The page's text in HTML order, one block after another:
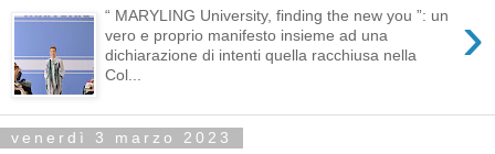
›
“ MARYLING University, finding the new you ”: un
vero e proprio manifesto insieme ad una
dichiarazione di intenti quella racchiusa nella
Col...
venerdì 3 marzo 2023